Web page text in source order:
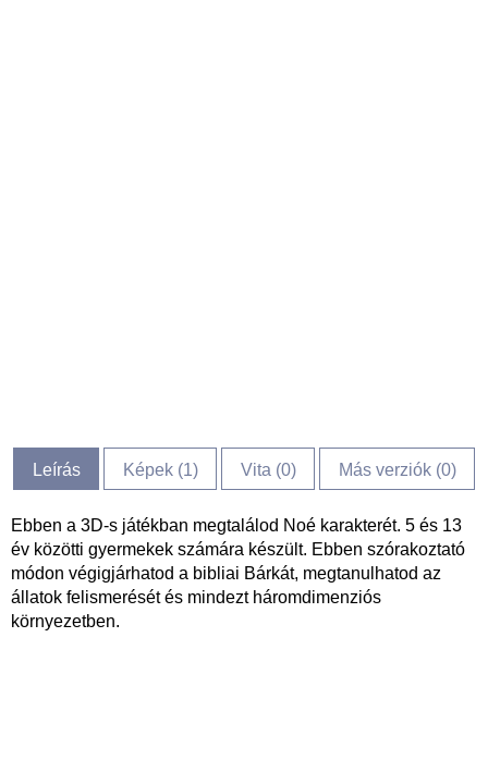
Leírás Képek (1) Vita (0) Más verziók (0)
Ebben a 3D-s játékban megtalálod Noé karakterét. 5 és 13
év közötti gyermekek számára készült. Ebben szórakoztató
módon végigjárhatod a bibliai Bárkát, megtanulhatod az
állatok felismerését és mindezt háromdimenziós
környezetben.